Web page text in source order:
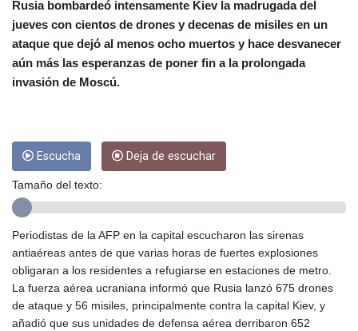
CUC 1
CZK 20.975095
EUR 0.86642
FJD 2.21245
FKP 0.742819
GBP 0.742565
GEL 2.614971
GGP 0.742819
GHS 11.751814
Rusia bombardeó intensamente Kiev la madrugada del
jueves con cientos de drones y decenas de misiles en un
ataque que dejó al menos ocho muertos y hace desvanecer
aún más las esperanzas de poner fin a la prolongada
invasión de Moscú.
Escucha Deja de escuchar
Tamaño del texto:
Periodistas de la AFP en la capital escucharon las sirenas
antiaéreas antes de que varias horas de fuertes explosiones
obligaran a los residentes a refugiarse en estaciones de metro.
La fuerza aérea ucraniana informó que Rusia lanzó 675 drones
de ataque y 56 misiles, principalmente contra la capital Kiev, y
añadió que sus unidades de defensa aérea derribaron 652